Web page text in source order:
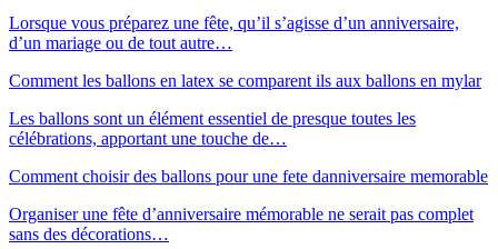
Lorsque vous préparez une fête, qu’il s’agisse d’un anniversaire,
d’un mariage ou de tout autre…
Comment les ballons en latex se comparent ils aux ballons en mylar
Les ballons sont un élément essentiel de presque toutes les
célébrations, apportant une touche de…
Comment choisir des ballons pour une fete danniversaire memorable
Organiser une fête d’anniversaire mémorable ne serait pas complet
sans des décorations…